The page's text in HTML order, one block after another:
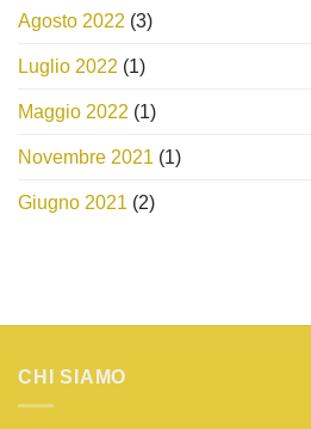
Agosto 2022 (3)
Luglio 2022 (1)
Maggio 2022 (1)
Novembre 2021 (1)
Giugno 2021 (2)
CHI SIAMO